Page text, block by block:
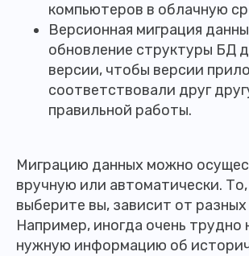
компьютеров в облачную
Версионная миграция
обновление структуры БД
версии, чтобы версии
соответствовали друг
правильной работы.
Миграцию данных можно
вручную или автоматически.
выберите вы, зависит от
Например, иногда очень трудно
нужную информацию об